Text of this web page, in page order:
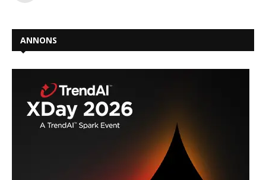
ANNONS